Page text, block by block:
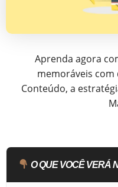
Aprenda agora
memoráveis
Conteúdo, a
O QUE VOCÊ VERÁ